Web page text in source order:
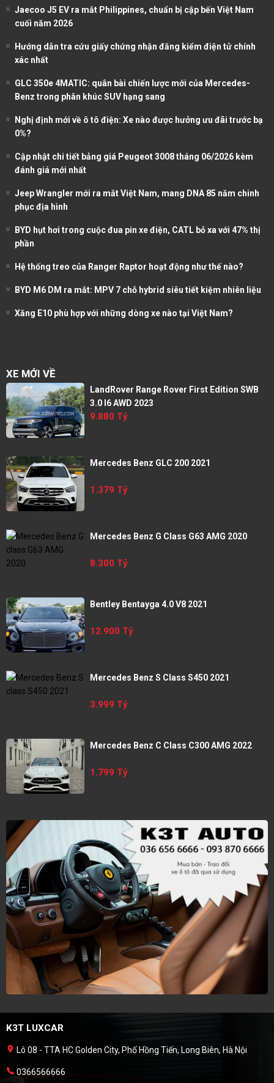
Jaecoo J5 EV ra mắt Philippines, chuẩn bị cập bến Việt Nam
cuối năm 2026
Hướng dẫn tra cứu giấy chứng nhận đăng kiểm điện tử chính
xác nhất
GLC 350e 4MATIC: quân bài chiến lược mới của Mercedes-
Benz trong phân khúc SUV hạng sang
Nghị định mới về ô tô điện: Xe nào được hưởng ưu đãi trước bạ
0%?
Cập nhật chi tiết bảng giá Peugeot 3008 tháng 06/2026 kèm
đánh giá mới nhất
Jeep Wrangler mới ra mắt Việt Nam, mang DNA 85 năm chinh
phục địa hình
BYD hụt hơi trong cuộc đua pin xe điện, CATL bỏ xa với 47% thị
phần
Hệ thống treo của Ranger Raptor hoạt động như thế nào?
BYD M6 DM ra mắt: MPV 7 chỗ hybrid siêu tiết kiệm nhiên liệu
Xăng E10 phù hợp với những dòng xe nào tại Việt Nam?
XE MỚI VỀ
LandRover Range Rover First Edition SWB
3.0 I6 AWD 2023
9.880 Tỷ
Mercedes Benz GLC 200 2021
1.379 Tỷ
Mercedes Benz G Class G63 AMG 2020
8.300 Tỷ
Bentley Bentayga 4.0 V8 2021
12.900 Tỷ
Mercedes Benz S Class S450 2021
3.999 Tỷ
Mercedes Benz C Class C300 AMG 2022
1.799 Tỷ
K3T LUXCAR
Lô 08 - TTA HC Golden City, Phố Hồng Tiến, Long Biên, Hà Nội
0366566666